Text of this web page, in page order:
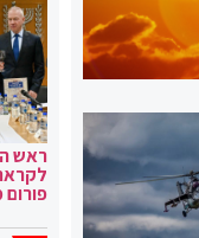
ראש